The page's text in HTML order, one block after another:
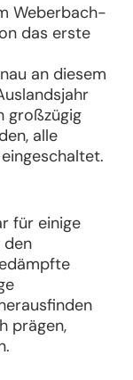
Weberbach-
das erste
an diesem
großzügig
alle
für einige
den
prägen,